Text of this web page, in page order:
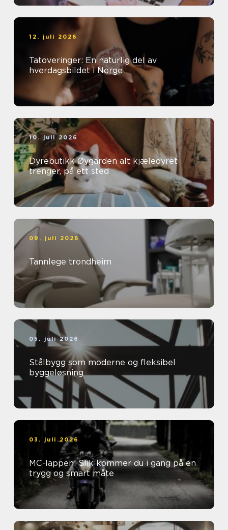
12. juli 2026
Tatoveringer: En naturlig del av
hverdagsbildet i Norge
10. juli 2026
Dyrebutikk Øygarden alt kjæledyret
trenger, på ett sted
09. juli 2026
Tannlege trondheim
05. juli 2026
Stålbygg som moderne og fleksibel
byggeløsning
03. juli 2026
MC-lappen: Slik kommer du i gang på en
trygg og smart måte